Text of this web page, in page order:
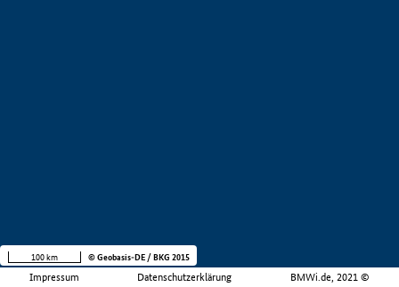
Impressum Datenschutzerklärung BMWi.de, 2021 ©
100 km © Geobasis-DE / BKG 2015